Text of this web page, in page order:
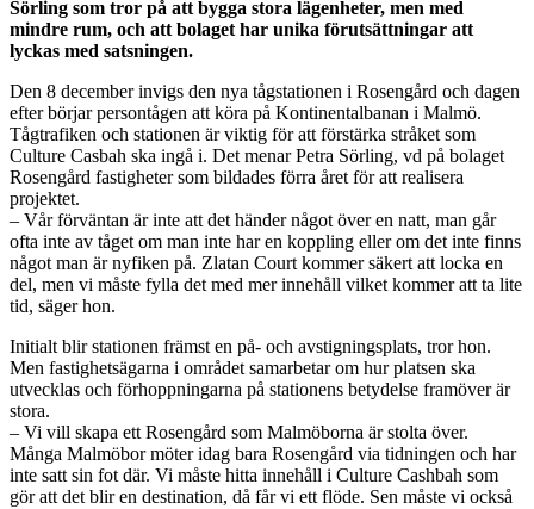
Sörling som tror på att bygga stora lägenheter, men med
mindre rum, och att bolaget har unika förutsättningar att
lyckas med satsningen.
Den 8 december invigs den nya tågstationen i Rosengård och dagen
efter börjar persontågen att köra på Kontinentalbanan i Malmö.
Tågtrafiken och stationen är viktig för att förstärka stråket som
Culture Casbah ska ingå i. Det menar Petra Sörling, vd på bolaget
Rosengård fastigheter som bildades förra året för att realisera
projektet.
– Vår förväntan är inte att det händer något över en natt, man går
ofta inte av tåget om man inte har en koppling eller om det inte finns
något man är nyfiken på. Zlatan Court kommer säkert att locka en
del, men vi måste fylla det med mer innehåll vilket kommer att ta lite
tid, säger hon.
Initialt blir stationen främst en på- och avstigningsplats, tror hon.
Men fastighetsägarna i området samarbetar om hur platsen ska
utvecklas och förhoppningarna på stationens betydelse framöver är
stora.
– Vi vill skapa ett Rosengård som Malmöborna är stolta över.
Många Malmöbor möter idag bara Rosengård via tidningen och har
inte satt sin fot där. Vi måste hitta innehåll i Culture Cashbah som
gör att det blir en destination, då får vi ett flöde. Sen måste vi också